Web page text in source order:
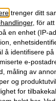
kan også
Om Oss
trenger ditt
, för att
en enhet (IP-
å identifisere
e-
måling av
og
for